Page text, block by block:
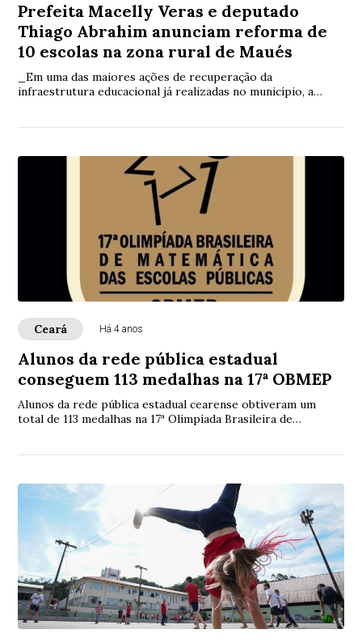
Prefeita Macelly Veras e deputado
Thiago Abrahim anunciam reforma de
10 escolas na zona rural de Maués
_Em uma das maiores ações de recuperação da
infraestrutura educacional já realizadas no município, a
Ceará Há 4 anos
Alunos da rede pública estadual
conseguem 113 medalhas na 17ª OBMEP
Alunos da rede pública estadual cearense obtiveram um
total de 113 medalhas na 17ª Olimpíada Brasileira de